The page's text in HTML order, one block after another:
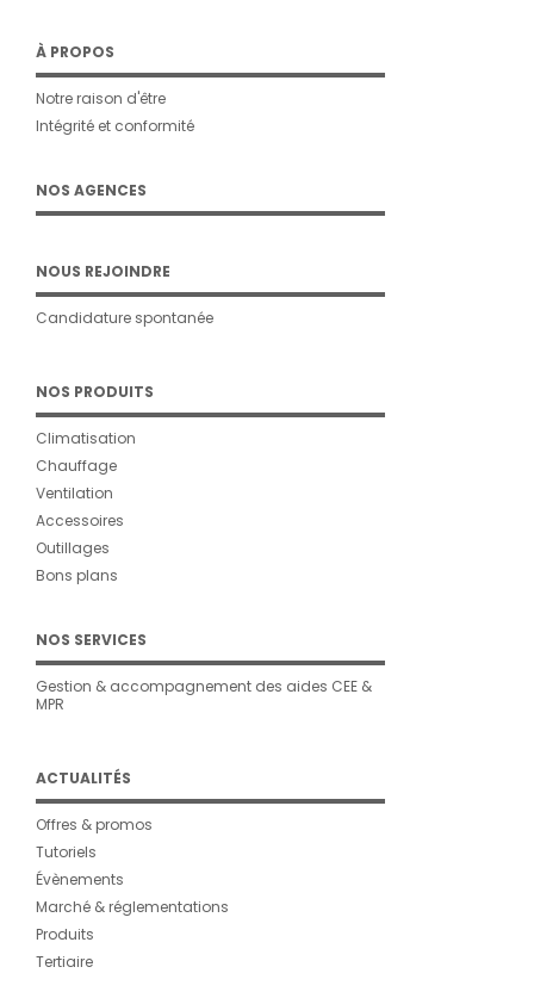
À PROPOS
Notre raison d'être
Intégrité et conformité
NOS AGENCES
NOUS REJOINDRE
Candidature spontanée
NOS PRODUITS
Climatisation
Chauffage
Ventilation
Accessoires
Outillages
Bons plans
NOS SERVICES
Gestion & accompagnement des aides CEE &
MPR
ACTUALITÉS
Offres & promos
Tutoriels
Évènements
Marché & réglementations
Produits
Tertiaire